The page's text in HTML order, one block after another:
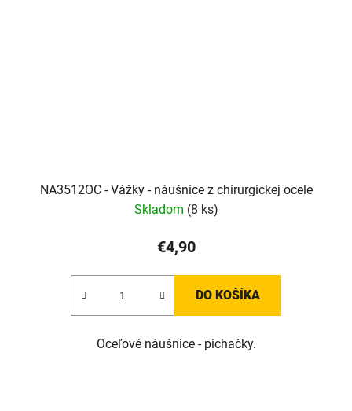
NA3512OC - Vážky - náušnice z chirurgickej ocele
Skladom (8 ks)
€4,90
DO KOŠÍKA
Oceľové náušnice - pichačky.